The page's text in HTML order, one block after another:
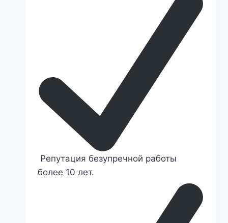
Репутация безупречной работы
более 10 лет.